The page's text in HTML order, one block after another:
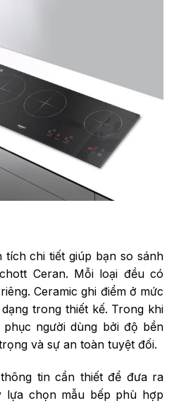
chi tiết giúp bạn so sánh
Ceran. Mỗi loại đều có
Ceramic ghi điểm ở mức
trong thiết kế. Trong khi
người dùng bởi độ bền
và sự an toàn tuyệt đối.
tin cần thiết để đưa ra
lựa chọn mẫu bếp phù hợp